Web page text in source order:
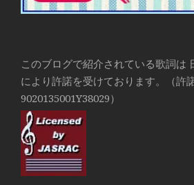
このブログで紹介されている歌詞は
により許諾を受けております。（許
9020135001Y38029）